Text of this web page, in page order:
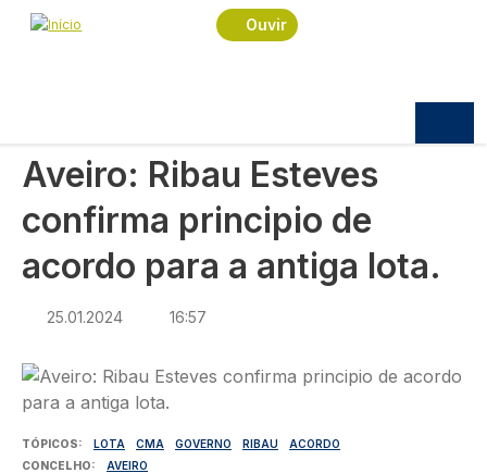
Passar para o conteúdo principal
Ouvir
Navegação estrutural
Início
Sociedade
Aveiro: Ribau Esteves confirma principio de
Aveiro: Ribau Esteves
confirma principio de
acordo para a antiga lota.
25.01.2024 16:57
Imagem
TÓPICOS LOTA CMA GOVERNO RIBAU
ACORDO
CONCELHO
AVEIRO